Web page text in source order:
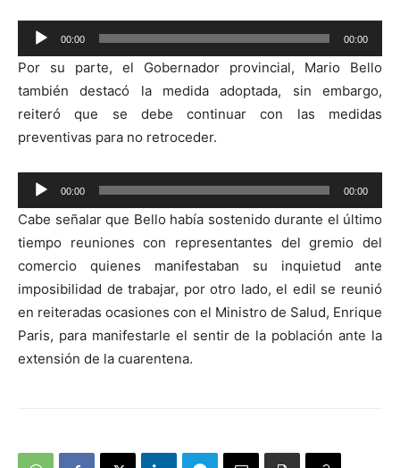
Reproductor
de
audio
00:00 00:00
Por su parte, el Gobernador provincial, Mario Bello
también destacó la medida adoptada, sin embargo,
reiteró que se debe continuar con las medidas
preventivas para no retroceder.
Reproductor
de
audio
00:00 00:00
Cabe señalar que Bello había sostenido durante el último
tiempo reuniones con representantes del gremio del
comercio quienes manifestaban su inquietud ante
imposibilidad de trabajar, por otro lado, el edil se reunió
en reiteradas ocasiones con el Ministro de Salud, Enrique
Paris, para manifestarle el sentir de la población ante la
extensión de la cuarentena.